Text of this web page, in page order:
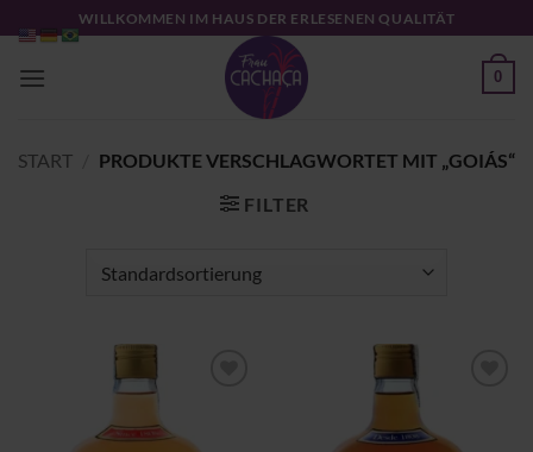
Inhalt
springen
WILLKOMMEN IM HAUS DER ERLESENEN QUALITÄT
0
START
PRODUKTE VERSCHLAGWORTET MIT „GOIÁS“
FILTER
hinzufügen
hinzufügen